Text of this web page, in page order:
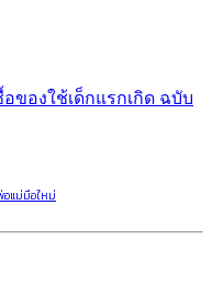
อแม่มือใหม่